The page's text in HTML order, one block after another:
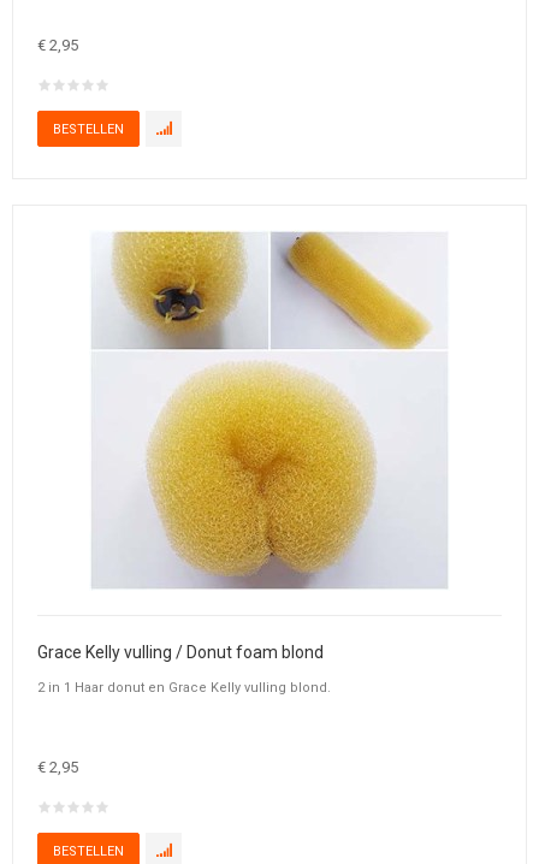
€ 2,95
Grace Kelly vulling / Donut foam blond
2 in 1 Haar donut en Grace Kelly vulling blond.
€ 2,95